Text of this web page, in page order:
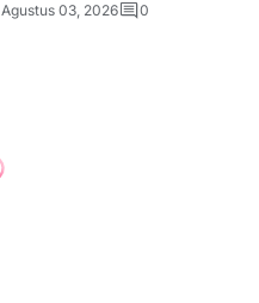
Agustus 03, 2026 0